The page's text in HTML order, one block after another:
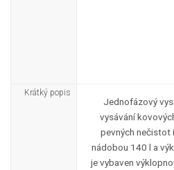
Krátký popis
Jednofázový
vysávání
pevných nečistot
nádobou 140 l a
je vybaven